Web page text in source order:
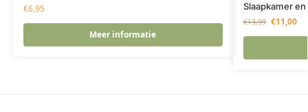
€6,95
Meer informatie
Slaapkamer
€13,99 €11,00